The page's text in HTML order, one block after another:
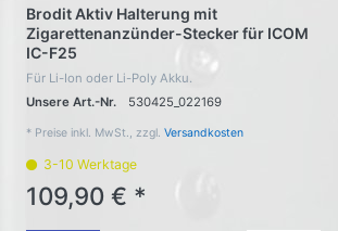
Brodit Aktiv Halterung mit
Zigarettenanzünder-Stecker für ICOM
IC-F25
Für Li-Ion oder Li-Poly Akku.
Unsere Art.-Nr.
530425_022169
* Preise inkl. MwSt., zzgl. Versandkosten
3-10 Werktage
109,90 € *